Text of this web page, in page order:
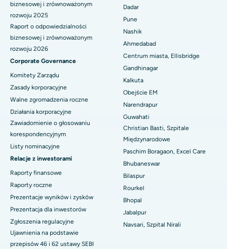
Najlepszy szpital na Subhash Nagar Road, Karimnagar
Najlepszy szpital w Managari, Karaikudi
Najlepszy szpital w Arepally, Warangal
Najlepszy szpital w Arera Colony, Bhopal
Najlepszy szpital w Jayanagar, Bangalore
Najlepszy szpital w KK Nagar, Madurai
Najlepszy szpital w Ramji Nagar, Nellore
Najlepszy szpital w sektorze 19, Rourkela
Najlepszy szpital w Swargate, Pune
Najlepszy szpital onkologiczny dla kobiet w południowym Delhi
biznesowej i zrównoważonym
rozwoju 2025
Raport o odpowiedzialności
biznesowej i zrównoważonym
rozwoju 2026
Corporate Governance
Komitety Zarządu
Zasady korporacyjne
Walne zgromadzenia roczne
Działania korporacyjne
Zawiadomienie o głosowaniu
korespondencyjnym
Listy nominacyjne
Relacje z inwestorami
Raporty finansowe
Raporty roczne
Prezentacje wyników i zysków
Prezentacja dla inwestorów
Zgłoszenia regulacyjne
Ujawnienia na podstawie
przepisów 46 i 62 ustawy SEBI
Dadar
Pune
Nashik
Ahmedabad
Centrum miasta, Ellisbridge
Gandhinagar
Kalkuta
Obejście EM
Narendrapur
Guwahati
Christian Basti, Szpitale
Międzynarodowe
Paschim Boragaon, Excel Care
Bhubaneswar
Bilaspur
Rourkel
Bhopal
Jabalpur
Navsari, Szpital Nirali